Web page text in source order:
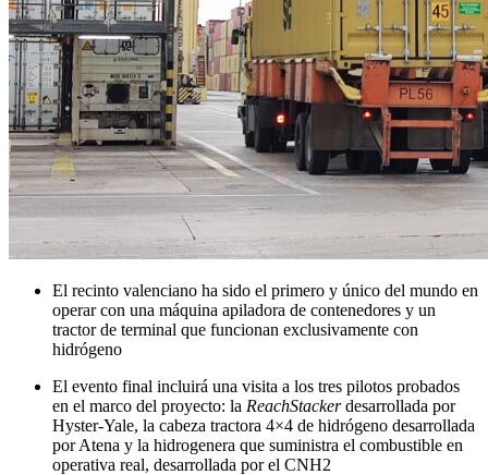
El recinto valenciano ha sido el primero y único del mundo en
operar con una máquina apiladora de contenedores y un
tractor de terminal que funcionan exclusivamente con
hidrógeno
El evento final incluirá una visita a los tres pilotos probados
en el marco del proyecto: la ReachStackerdesarrollada por
Hyster-Yale, la cabeza tractora 4×4 de hidrógeno desarrollada
por Atena y la hidrogenera que suministra el combustible en
operativa real, desarrollada por el CNH2